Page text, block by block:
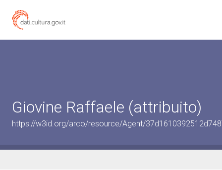
Giovine Raffaele (attribuito)
https://w3id.org/arco/resource/Agent/